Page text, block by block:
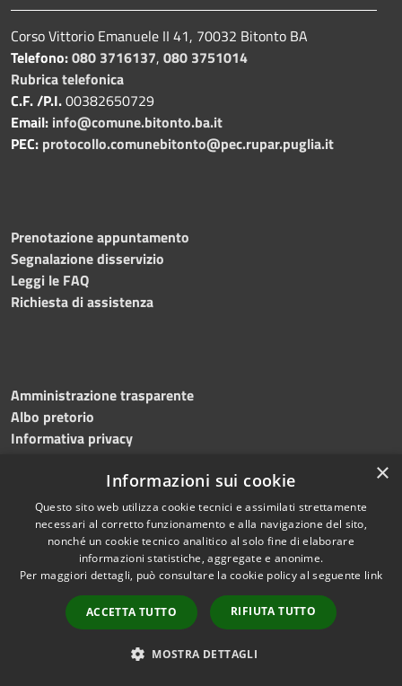
Corso Vittorio Emanuele II 41, 70032 Bitonto BA
Telefono:080 3716137, 080 3751014
Rubrica telefonica
C.F. /P.I.00382650729
Email: info@comune.bitonto.ba.it
PEC: protocollo.comunebitonto@pec.rupar.puglia.it
Prenotazione appuntamento
Segnalazione disservizio
Leggi le FAQ
Richiesta di assistenza
Amministrazione trasparente
Albo pretorio
Informativa privacy
Dichiarazione di accessibilità Meccanismo di feedback
RSS
Accessibilità
Copyright © 2026 • Comune di
Bitonto • Powered by
Municipium•
Accesso
redazione
×
Informazioni sui cookie
Questo sito web utilizza cookie tecnici e assimilati strettamente
necessari al corretto funzionamento e alla navigazione del sito,
nonché un cookie tecnico analitico al solo fine di elaborare
informazioni statistiche, aggregate e anonime.
Per maggiori dettagli, può consultare la cookie policy al seguente link
ACCETTA TUTTO RIFIUTA TUTTO
MOSTRA DETTAGLI